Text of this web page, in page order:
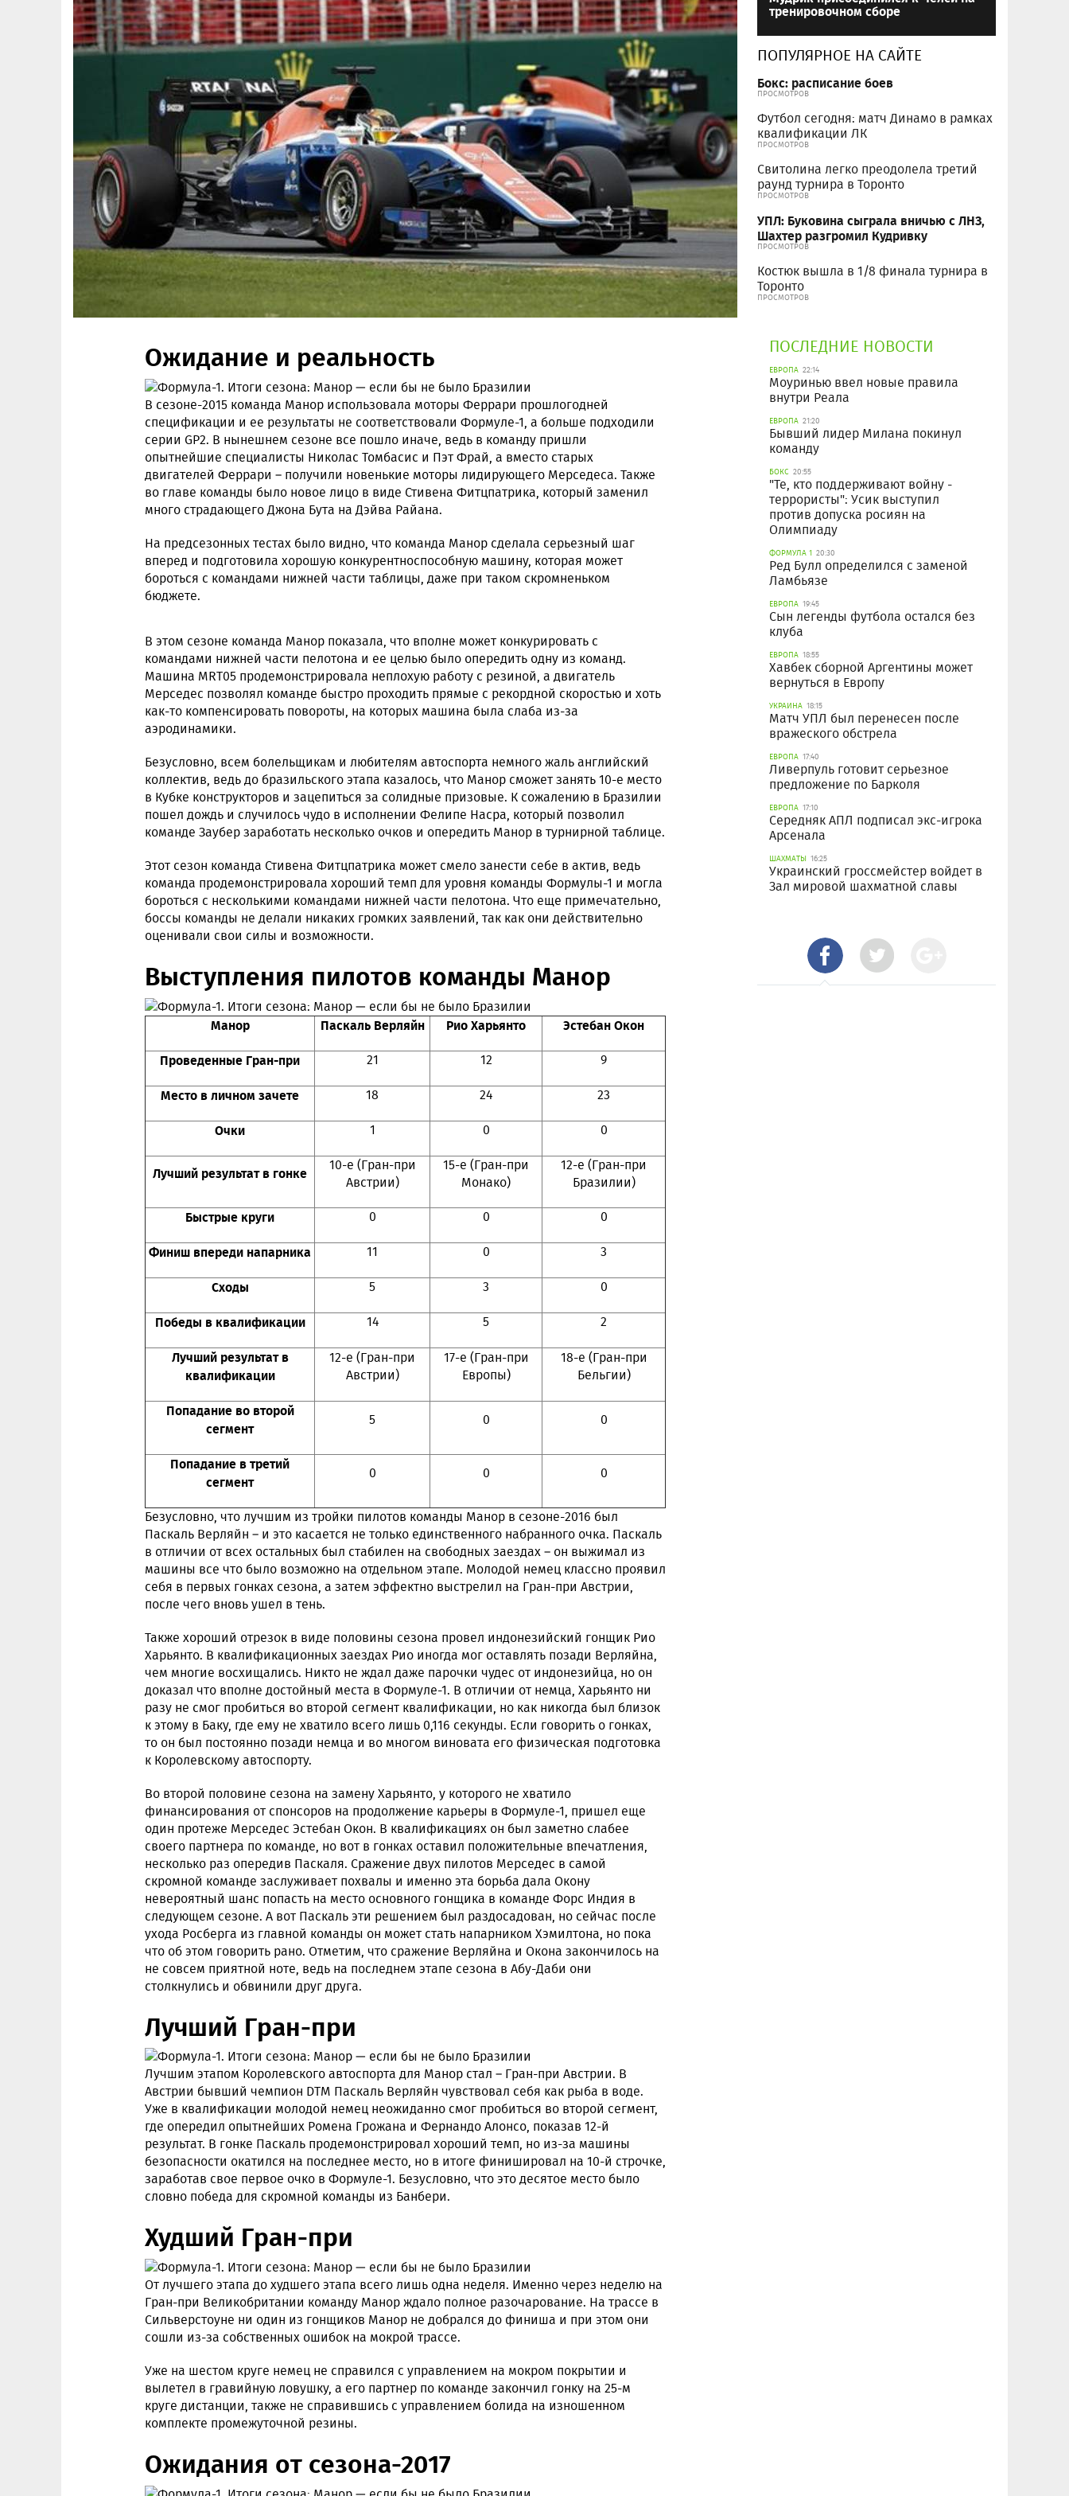
Ожидание и реальность
В сезоне-2015 команда Манор использовала моторы Феррари прошлогодней
спецификации и ее результаты не соответствовали Формуле-1, а больше подходили
серии GP2. В нынешнем сезоне все пошло иначе, ведь в команду пришли
опытнейшие специалисты Николас Томбасис и Пэт Фрай, а вместо старых
двигателей Феррари – получили новенькие моторы лидирующего Мерседеса. Также
во главе команды было новое лицо в виде Стивена Фитцпатрика, который заменил
много страдающего Джона Бута на Дэйва Райана.
На предсезонных тестах было видно, что команда Манор сделала серьезный шаг
вперед и подготовила хорошую конкурентноспособную машину, которая может
бороться с командами нижней части таблицы, даже при таком скромненьком
бюджете.
В этом сезоне команда Манор показала, что вполне может конкурировать с
командами нижней части пелотона и ее целью было опередить одну из команд.
Машина MRT05 продемонстрировала неплохую работу с резиной, а двигатель
Мерседес позволял команде быстро проходить прямые с рекордной скоростью и хоть
как-то компенсировать повороты, на которых машина была слаба из-за
аэродинамики.
Безусловно, всем болельщикам и любителям автоспорта немного жаль английский
коллектив, ведь до бразильского этапа казалось, что Манор сможет занять 10-е место
в Кубке конструкторов и зацепиться за солидные призовые. К сожалению в Бразилии
пошел дождь и случилось чудо в исполнении Фелипе Насра, который позволил
команде Заубер заработать несколько очков и опередить Манор в турнирной таблице.
Этот сезон команда Стивена Фитцпатрика может смело занести себе в актив, ведь
команда продемонстрировала хороший темп для уровня команды Формулы-1 и могла
бороться с несколькими командами нижней части пелотона. Что еще примечательно,
боссы команды не делали никаких громких заявлений, так как они действительно
оценивали свои силы и возможности.
Выступления пилотов команды Манор
Манор Паскаль Верляйн Рио Харьянто
Эстебан Окон
Проведенные Гран-при
21 12 9
Место в личном зачете 18 24 23
Очки 1 0 0
Лучший результат в гонке
10-е (Гран-при
Австрии)
15-е (Гран-при
Монако)
12-е (Гран-при
Бразилии)
Быстрые круги 0 0 0
Финиш впереди напарника 11 0 3
Сходы 5 3 0
Победы в квалификации 14 5 2
Лучший результат в
квалификации
12-е (Гран-при
Австрии)
17-е (Гран-при
Европы)
18-е (Гран-при
Бельгии)
Попадание во второй
сегмент
5 0 0
Попадание в третий
сегмент
0 0 0
Безусловно, что лучшим из тройки пилотов команды Манор в сезоне-2016 был
Паскаль Верляйн – и это касается не только единственного набранного очка. Паскаль
в отличии от всех остальных был стабилен на свободных заездах – он выжимал из
машины все что было возможно на отдельном этапе. Молодой немец классно проявил
себя в первых гонках сезона, а затем эффектно выстрелил на Гран-при Австрии,
после чего вновь ушел в тень.
Также хороший отрезок в виде половины сезона провел индонезийский гонщик Рио
Харьянто. В квалификационных заездах Рио иногда мог оставлять позади Верляйна,
чем многие восхищались. Никто не ждал даже парочки чудес от индонезийца, но он
доказал что вполне достойный места в Формуле-1. В отличии от немца, Харьянто ни
разу не смог пробиться во второй сегмент квалификации, но как никогда был близок
к этому в Баку, где ему не хватило всего лишь 0,116 секунды. Если говорить о гонках,
то он был постоянно позади немца и во многом виновата его физическая подготовка
к Королевскому автоспорту.
Во второй половине сезона на замену Харьянто, у которого не хватило
финансирования от спонсоров на продолжение карьеры в Формуле-1, пришел еще
один протеже Мерседес Эстебан Окон. В квалификациях он был заметно слабее
своего партнера по команде, но вот в гонках оставил положительные впечатления,
несколько раз опередив Паскаля. Сражение двух пилотов Мерседес в самой
скромной команде заслуживает похвалы и именно эта борьба дала Окону
невероятный шанс попасть на место основного гонщика в команде Форс Индия в
следующем сезоне. А вот Паскаль эти решением был раздосадован, но сейчас после
ухода Росберга из главной команды он может стать напарником Хэмилтона, но пока
что об этом говорить рано. Отметим, что сражение Верляйна и Окона закончилось на
не совсем приятной ноте, ведь на последнем этапе сезона в Абу-Даби они
столкнулись и обвинили друг друга.
Лучший Гран-при
Лучшим этапом Королевского автоспорта для Манор стал – Гран-при Австрии. В
Австрии бывший чемпион DTM Паскаль Верляйн чувствовал себя как рыба в воде.
Уже в квалификации молодой немец неожиданно смог пробиться во второй сегмент,
где опередил опытнейших Ромена Грожана и Фернандо Алонсо, показав 12-й
результат. В гонке Паскаль продемонстрировал хороший темп, но из-за машины
безопасности окатился на последнее место, но в итоге финишировал на 10-й строчке,
заработав свое первое очко в Формуле-1. Безусловно, что это десятое место было
словно победа для скромной команды из Банбери.
Худший Гран-при
От лучшего этапа до худшего этапа всего лишь одна неделя. Именно через неделю на
Гран-при Великобритании команду Манор ждало полное разочарование. На трассе в
Сильверстоуне ни один из гонщиков Манор не добрался до финиша и при этом они
сошли из-за собственных ошибок на мокрой трассе.
Уже на шестом круге немец не справился с управлением на мокром покрытии и
вылетел в гравийную ловушку, а его партнер по команде закончил гонку на 25-м
круге дистанции, также не справившись с управлением болида на изношенном
комплекте промежуточной резины.
Ожидания от сезона-2017
тренировочном сборе
ПОПУЛЯРНОЕ НА САЙТЕ
Бокс: расписание боев
ПРОСМОТРОВ
Футбол сегодня: матч Динамо в рамках
квалификации ЛК
ПРОСМОТРОВ
Свитолина легко преодолела третий
раунд турнира в Торонто
ПРОСМОТРОВ
УПЛ: Буковина сыграла вничью с ЛНЗ,
Шахтер разгромил Кудривку
ПРОСМОТРОВ
Костюк вышла в 1/8 финала турнира в
Торонто
ПРОСМОТРОВ
ПОСЛЕДНИЕ НОВОСТИ
ЕВРОПА 22:14
Моуринью ввел новые правила
внутри Реала
ЕВРОПА 21:20
Бывший лидер Милана покинул
команду
БОКС 20:55
"Те, кто поддерживают войну -
террористы": Усик выступил
против допуска росиян на
Олимпиаду
ФОРМУЛА 1 20:30
Ред Булл определился с заменой
Ламбьязе
ЕВРОПА 19:45
Сын легенды футбола остался без
клуба
ЕВРОПА 18:55
Хавбек сборной Аргентины может
вернуться в Европу
УКРАИНА 18:15
Матч УПЛ был перенесен после
вражеского обстрела
ЕВРОПА 17:40
Ливерпуль готовит серьезное
предложение по Барколя
ЕВРОПА 17:10
Середняк АПЛ подписал экс-игрока
Арсенала
ШАХМАТЫ 16:25
Украинский гроссмейстер войдет в
Зал мировой шахматной славы